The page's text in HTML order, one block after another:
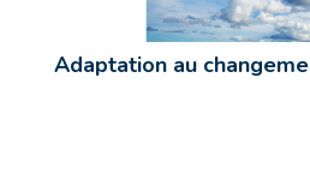
Adaptation au